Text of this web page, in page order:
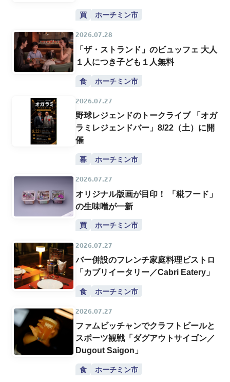
買 ホーチミン市
2026.07.28
「ザ・ストランド」のビュッフェ 大人
１人につき子ども１人無料
食 ホーチミン市
2026.07.27
野球レジェンドのトークライブ 「オガ
ラミレジェンドバー」8/22（土）に開
催
暮 ホーチミン市
2026.07.27
オリジナル版画が目印！ 「糀フード」
の生味噌が一新
買 ホーチミン市
2026.07.27
バー併設のフレンチ家庭料理ビストロ
「カブリイータリー／Cabri Eatery」
食 ホーチミン市
2026.07.27
ファムビッチャンでクラフトビールと
スポーツ観戦「ダグアウトサイゴン／
Dugout Saigon」
食 ホーチミン市